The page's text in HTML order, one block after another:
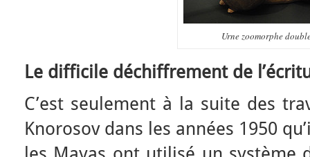
Urne zoomorphe
Le difficile déchiffrement de
C’est seulement à la suite des
Knorosov dans les années 1950